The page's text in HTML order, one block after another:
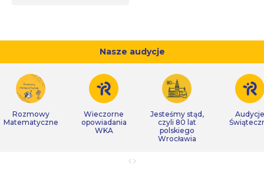
Nasze audycje
Rozmowy
Matematyczne
Wieczorne
opowiadania
WKA
Jesteśmy stąd,
czyli 80 lat
polskiego
Wrocławia
Audycje